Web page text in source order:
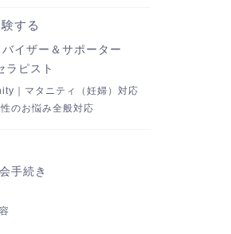
する
イザー＆サポーター
ピスト
｜マタニティ（妊婦）対応
のお悩み全般対応
手続き